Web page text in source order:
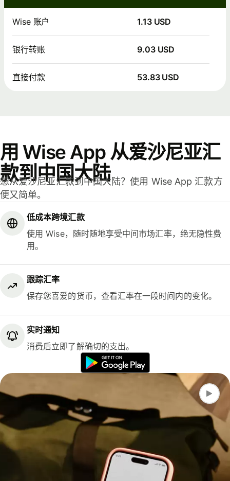
Wise 账户 1.13 USD
银行转账 9.03 USD
直接付款 53.83 USD
用 Wise App 从爱沙尼亚汇
款到中国大陆
想从爱沙尼亚汇款到中国大陆？使用 Wise App 汇款方
便又简单。
低成本跨境汇款
使用 Wise，随时随地享受中间市场汇率，绝无隐性费
用。
跟踪汇率
保存您喜爱的货币，查看汇率在一段时间内的变化。
实时通知
消费后立即了解确切的支出。